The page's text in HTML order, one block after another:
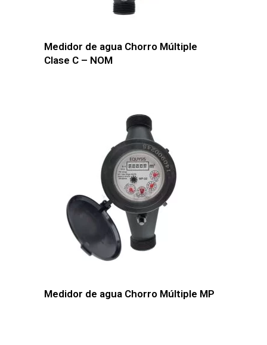
Medidor de agua Chorro Múltiple
Clase C – NOM
Medidor de agua Chorro Múltiple MP